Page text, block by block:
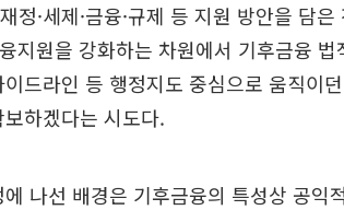
정·세제·금융·규제 등 지원 방안을 담
지원을 강화하는 차원에서 기후금융
드라인 등 행정지도 중심으로 움직이
하겠다는 시도다.
나선 배경은 기후금융의 특성상 공익